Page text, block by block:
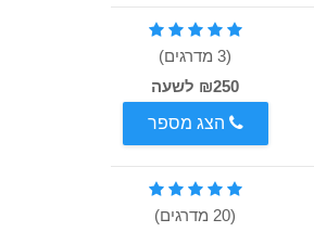
(3 מדרגים)
₪250 לשעה
הצג מספר
(20 מדרגים)